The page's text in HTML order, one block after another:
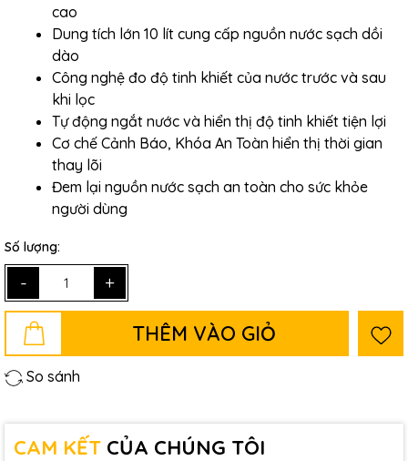
cao
Dung tích lớn 10 lít cung cấp nguồn nước sạch dồi
dào
Công nghệ đo độ tinh khiết của nước trước và sau
khi lọc
Tự động ngắt nước và hiển thị độ tinh khiết tiện lợi
Cơ chế Cảnh Báo, Khóa An Toàn hiển thị thời gian
thay lõi
Đem lại nguồn nước sạch an toàn cho sức khỏe
người dùng
Số lượng:
- +
THÊM VÀO GIỎ
So sánh
CAM KẾT CỦA CHÚNG TÔI